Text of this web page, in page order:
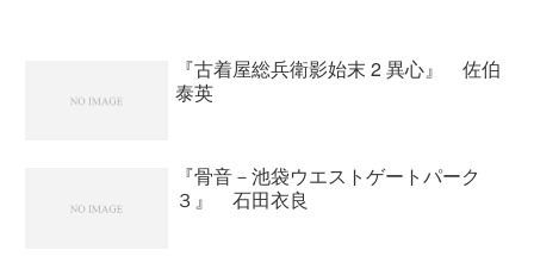
『古着屋総兵衛影始末 2 異心』 佐伯
泰英
『骨音－池袋ウエストゲートパーク
３』 石田衣良